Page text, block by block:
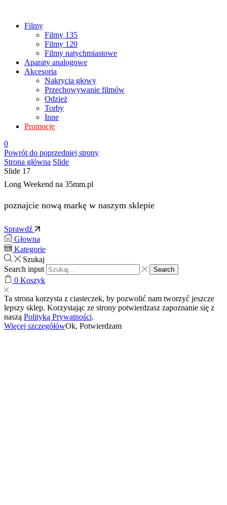
Filmy
Filmy 135
Filmy 120
Filmy natychmiastowe
Aparaty analogowe
Akcesoria
Nakrycia głowy
Przechowywanie filmów
Odzież
Torby
Inne
Promocje
0
Powrót do poprzedniej strony
Strona główna Slide
Slide 17
Long Weekend na 35mm.pl
poznajcie nową markę w naszym sklepie
Sprawdź
Głowna
Kategorie
Szukaj
Search input
Search
0 Koszyk
Ta strona korzysta z ciasteczek, by pozwolić nam tworzyć jeszcze
lepszy sklep. Korzystając ze strony potwierdzasz zapoznanie się z
naszą Polityką Prywatności.
Więcej szczegółówOk, Potwierdzam